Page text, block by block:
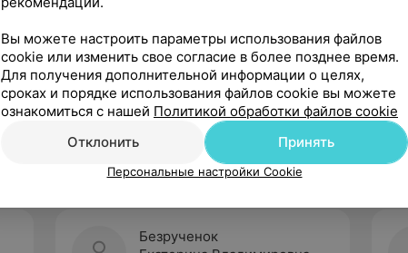
Рекомендую
Безрученок
Вы можете настроить параметры использования файлов
cookie или изменить свое согласие в более позднее время.
Для получения дополнительной информации о целях,
сроках и порядке использования файлов cookie вы можете
ознакомиться с нашей Политикой обработки файлов cookie
Отклонить
Принять
Персональные настройки Cookie